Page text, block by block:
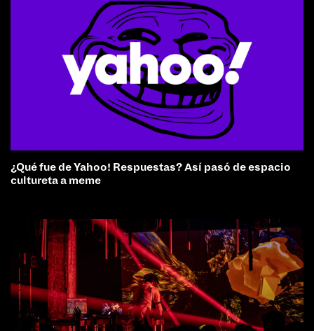
¿Qué fue de Yahoo! Respuestas? Así pasó de espacio
cultureta a meme